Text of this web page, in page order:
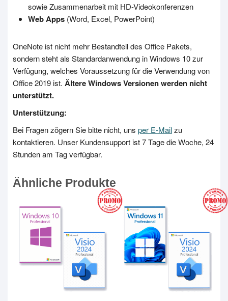
sowie Zusammenarbeit mit HD-Videokonferenzen
Web Apps (Word, Excel, PowerPoint)
OneNote ist nicht mehr Bestandteil des Office Pakets,
sondern steht als Standardanwendung in Windows 10 zur
Verfügung, welches Voraussetzung für die Verwendung von
Office 2019 ist. Ältere Windows Versionen werden nicht
unterstützt.
Unterstützung:
Bei Fragen zögern Sie bitte nicht, uns per E-Mailzu
kontaktieren. Unser Kundensupport ist 7 Tage die Woche, 24
Stunden am Tag verfügbar.
Ähnliche Produkte